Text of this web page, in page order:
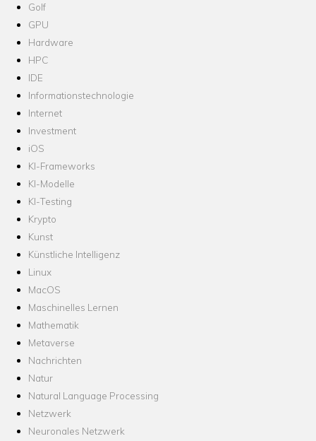
Golf
GPU
Hardware
HPC
IDE
Informationstechnologie
Internet
Investment
iOS
KI-Frameworks
KI-Modelle
KI-Testing
Krypto
Kunst
Künstliche Intelligenz
Linux
MacOS
Maschinelles Lernen
Mathematik
Metaverse
Nachrichten
Natur
Natural Language Processing
Netzwerk
Neuronales Netzwerk